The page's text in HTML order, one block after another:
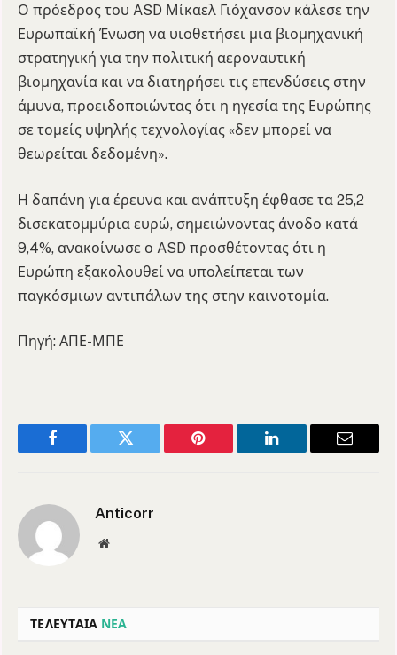
Ο πρόεδρος του ASD Μίκαελ Γιόχανσον κάλεσε την
Ευρωπαϊκή Ένωση να υιοθετήσει μια βιομηχανική
στρατηγική για την πολιτική αεροναυτική
βιομηχανία και να διατηρήσει τις επενδύσεις στην
άμυνα, προειδοποιώντας ότι η ηγεσία της Ευρώπης
σε τομείς υψηλής τεχνολογίας «δεν μπορεί να
θεωρείται δεδομένη».
Η δαπάνη για έρευνα και ανάπτυξη έφθασε τα 25,2
δισεκατομμύρια ευρώ, σημειώνοντας άνοδο κατά
9,4%, ανακοίνωσε ο ASD προσθέτοντας ότι η
Ευρώπη εξακολουθεί να υπολείπεται των
παγκόσμιων αντιπάλων της στην καινοτομία.
Πηγή: ΑΠΕ-ΜΠΕ
Facebook Twitter Pinterest LinkedIn Email
Anticorr
Website
ΤΕΛΕΥΤΑΙΑ ΝΕΑ